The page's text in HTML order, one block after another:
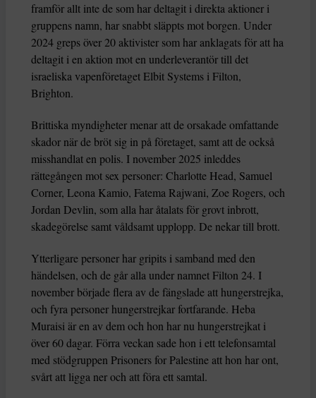
framför allt inte de som har deltagit i direkta aktioner i
gruppens namn, har snabbt släppts mot borgen. Under
2024 greps över 20 aktivister som har anklagats för att ha
deltagit i en aktion mot en underleverantör till det
israeliska vapenföretaget Elbit Systems i Filton,
Brighton.
Brittiska myndigheter menar att de orsakade omfattande
skador när de bröt sig in på företaget, samt att de också
misshandlat en polis. I november 2025 inleddes
rättegången mot sex personer: Charlotte Head, Samuel
Corner, Leona Kamio, Fatema Rajwani, Zoe Rogers, och
Jordan Devlin, som alla har åtalats för grovt inbrott,
skadegörelse samt våldsamt upplopp. De nekar till brott.
Ytterligare personer har gripits i samband med den
händelsen, och de går alla under namnet Filton 24. I
november började flera av de fängslade att hungerstrejka,
och fyra personer hungerstrejkar fortfarande. Heba
Muraisi är en av dem och hon har nu hungerstrejkat i
över 60 dagar. Förra veckan sade hon i ett telefonsamtal
med stödgruppen Prisoners for Palestine att hon har ont,
svårt att ligga ner och att föra ett samtal.